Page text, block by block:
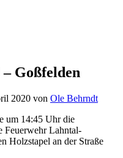
Goßfelden
2020 von Ole Behrndt
um 14:45 Uhr die
Feuerwehr Lahntal-
Holzstapel an der Straße